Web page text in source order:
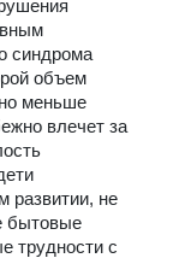
синдрома
объем
меньше
влечет за
развитии, не
бытовые
трудности с